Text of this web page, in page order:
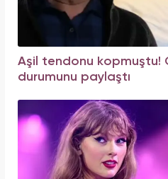
Aşil tendonu kopmuştu!
durumunu paylaştı